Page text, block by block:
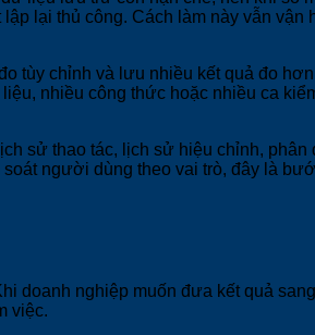
lại thủ công. Cách làm này vẫn
tùy chỉnh và lưu nhiều kết quả đo
nhiều công thức hoặc nhiều ca
sử thao tác, lịch sử hiệu chỉnh,
người dùng theo vai trò, đây là
doanh nghiệp muốn đưa kết quả
việc.